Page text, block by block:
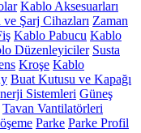
Kablo Aksesuarları
ve Şarj Cihazları Zaman
Kablo Pabucu Kablo
Düzenleyiciler Susta
Kroşe Kablo
Buat Kutusu ve Kapağı
Sistemleri Güneş
Tavan Vantilatörleri
Parke Parke Profil